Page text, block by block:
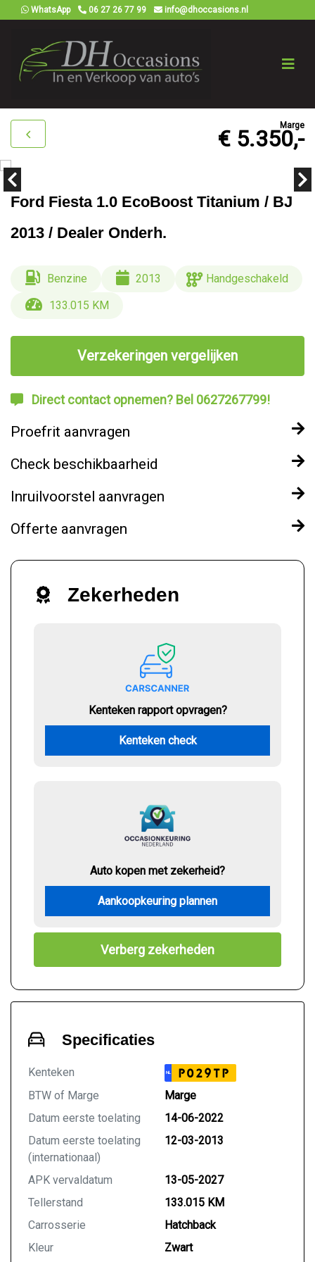
WhatsApp 06 27 26 77 99 info@dhoccasions.nl
Marge
€ 5.350,-
Ford Fiesta 1.0 EcoBoost Titanium / BJ
2013 / Dealer Onderh.
Benzine 2013
Handgeschakeld
133.015 KM
Verzekeringen vergelijken
Direct contact opnemen? Bel 0627267799!
Proefrit aanvragen
Check beschikbaarheid
Inruilvoorstel aanvragen
Offerte aanvragen
Zekerheden
Kenteken rapport opvragen?
Kenteken check
Auto kopen met zekerheid?
Aankoopkeuring plannen
Verberg zekerheden
Specificaties
Kenteken NL P029TP
BTW of Marge
Marge
Datum eerste toelating
14-06-2022
Datum eerste toelating
(internationaal)
12-03-2013
APK vervaldatum
13-05-2027
Tellerstand
133.015 KM
Carrosserie
Hatchback
Kleur
Zwart